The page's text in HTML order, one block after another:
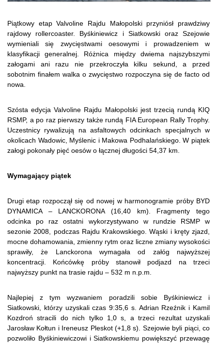
Piątkowy etap Valvoline Rajdu Małopolski przyniósł prawdziwy
rajdowy rollercoaster. Byśkiniewicz i Siatkowski oraz Szejowie
wymieniali się zwycięstwami oesowymi i prowadzeniem w
klasyfikacji generalnej. Różnica między dwiema najszybszymi
załogami ani razu nie przekroczyła kilku sekund, a przed
sobotnim finałem walka o zwycięstwo rozpoczyna się de facto od
nowa.
Szósta edycja Valvoline Rajdu Małopolski jest trzecią rundą KIQ
RSMP, a po raz pierwszy także rundą FIA European Rally Trophy.
Uczestnicy rywalizują na asfaltowych odcinkach specjalnych w
okolicach Wadowic, Myślenic i Makowa Podhalańskiego. W piątek
załogi pokonały pięć oesów o łącznej długości 54,37 km.
Wymagający piątek
Drugi etap rozpoczął się od nowej w harmonogramie próby BYD
DYNAMICA – LANCKORONA (16,40 km). Fragmenty tego
odcinka po raz ostatni wykorzystywano w rundzie RSMP w
sezonie 2008, podczas Rajdu Krakowskiego. Wąski i kręty zjazd,
mocne dohamowania, zmienny rytm oraz liczne zmiany wysokości
sprawiły, że Lanckorona wymagała od załóg najwyższej
koncentracji. Końcówkę próby stanowił podjazd na trzeci
najwyższy punkt na trasie rajdu – 532 m n.p.m.
Najlepiej z tym wyzwaniem poradzili sobie Byśkiniewicz i
Siatkowski, którzy uzyskali czas 9:35,6 s. Adrian Rzeźnik i Kamil
Kozdroń stracili do nich tylko 1,0 s, a trzeci rezultat uzyskali
Jarosław Kołtun i Ireneusz Pleskot (+1,8 s). Szejowie byli piąci, co
pozwoliło Byśkiniewiczowi i Siatkowskiemu powiększyć przewagę